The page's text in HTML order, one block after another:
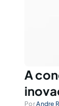
A
PorAndre